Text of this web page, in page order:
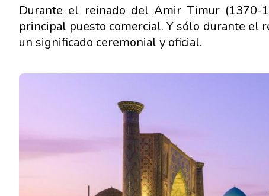
Durante el reinado del Amir Timur
principal puesto comercial. Y sólo durante el
un significado ceremonial y oficial.